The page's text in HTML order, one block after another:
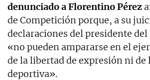
denunciado a Florentino Pérez
de Competición porque, a su
declaraciones del presidente
«no pueden ampararse en el
de la libertad de expresión ni de
deportiva».